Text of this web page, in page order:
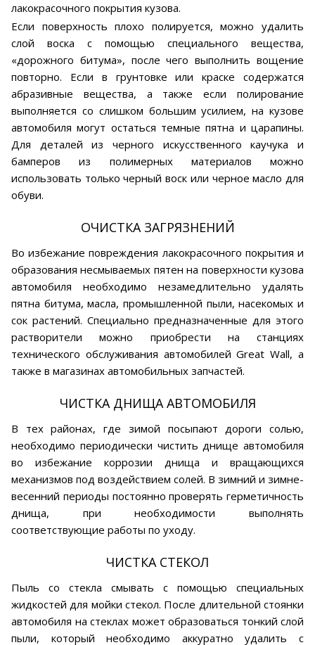
лакокрасочного покрытия кузова.
Если поверхность плохо полируется, можно удалить
слой воска с помощью специального вещества,
«дорожного битума», после чего выполнить вощение
повторно. Если в грунтовке или краске содержатся
абразивные вещества, а также если полирование
выполняется со слишком большим усилием, на кузове
автомобиля могут остаться темные пятна и царапины.
Для деталей из черного искусственного каучука и
бамперов из полимерных материалов можно
использовать только черный воск или черное масло для
обуви.
ОЧИСТКА ЗАГРЯЗНЕНИЙ
Во избежание повреждения лакокрасочного покрытия и
образования несмываемых пятен на поверхности кузова
автомобиля необходимо незамедлительно удалять
пятна битума, масла, промышленной пыли, насекомых и
сок растений. Специально предназначенные для этого
растворители можно приобрести на станциях
технического обслуживания автомобилей Great Wall, а
также в магазинах автомобильных запчастей.
ЧИСТКА ДНИЩА АВТОМОБИЛЯ
В тех районах, где зимой посыпают дороги солью,
необходимо периодически чистить днище автомобиля
во избежание коррозии днища и вращающихся
механизмов под воздействием солей. В зимний и зимне-
весенний периоды постоянно проверять герметичность
днища, при необходимости выполнять
соответствующие работы по уходу.
ЧИСТКА СТЕКОЛ
Пыль со стекла смывать с помощью специальных
жидкостей для мойки стекол. После длительной стоянки
автомобиля на стеклах может образоваться тонкий слой
пыли, который необходимо аккуратно удалить с